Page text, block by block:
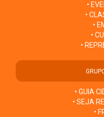
•
•
•
•
•
• GUIA
• SEJA
•